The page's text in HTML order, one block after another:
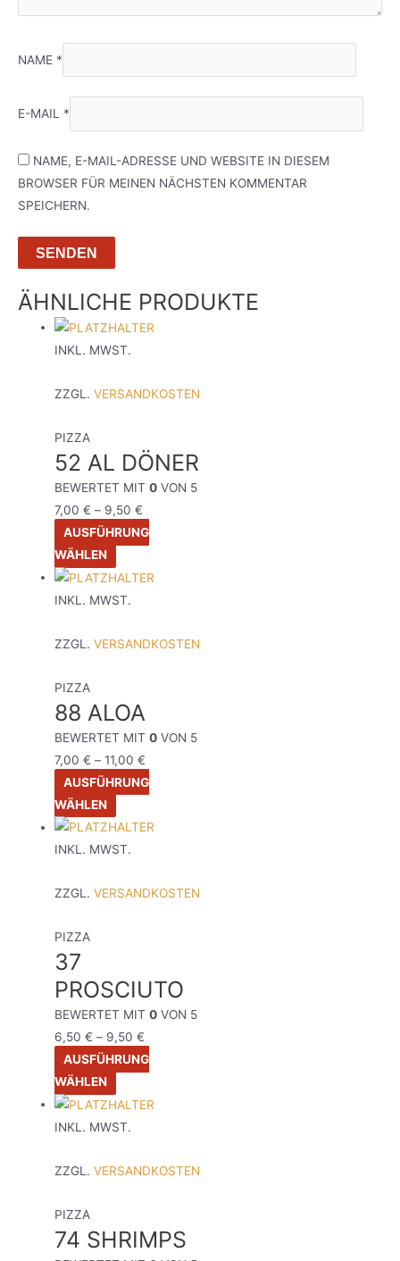
NAME *
E-MAIL *
NAME, E-MAIL-ADRESSE UND WEBSITE IN DIESEM
BROWSER FÜR MEINEN NÄCHSTEN KOMMENTAR
SPEICHERN.
ÄHNLICHE PRODUKTE
INKL. MWST.
ZZGL.VERSANDKOSTEN
PIZZA
52 AL DÖNER
BEWERTET MIT0 VON 5
7,00€ – 9,50€
AUSFÜHRUNG
WÄHLEN
INKL. MWST.
ZZGL.VERSANDKOSTEN
PIZZA
88 ALOA
BEWERTET MIT0 VON 5
7,00€ –11,00€
AUSFÜHRUNG
WÄHLEN
INKL. MWST.
ZZGL.VERSANDKOSTEN
PIZZA
37
PROSCIUTO
BEWERTET MIT0 VON 5
6,50€ – 9,50€
AUSFÜHRUNG
WÄHLEN
INKL. MWST.
ZZGL.VERSANDKOSTEN
PIZZA
74 SHRIMPS